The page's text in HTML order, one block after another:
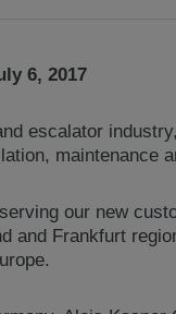
6, 2017
escalator
maintenance
our new
and Frankfurt